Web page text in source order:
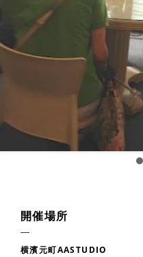
開催場所
横濱元町AASTUDIO